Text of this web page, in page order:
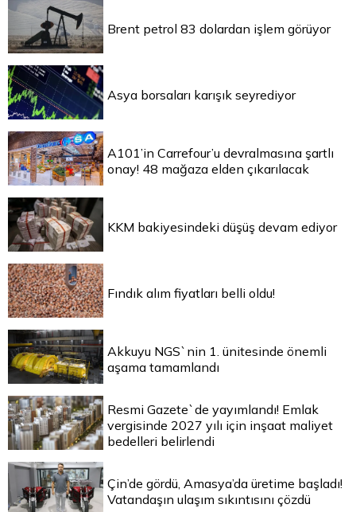
Brent petrol 83 dolardan işlem görüyor
Asya borsaları karışık seyrediyor
A101’in Carrefour’u devralmasına şartlı
onay! 48 mağaza elden çıkarılacak
KKM bakiyesindeki düşüş devam ediyor
Fındık alım fiyatları belli oldu!
Akkuyu NGS`nin 1. ünitesinde önemli
aşama tamamlandı
Resmi Gazete`de yayımlandı! Emlak
vergisinde 2027 yılı için inşaat maliyet
bedelleri belirlendi
Çin’de gördü, Amasya’da üretime başladı!
Vatandaşın ulaşım sıkıntısını çözdü